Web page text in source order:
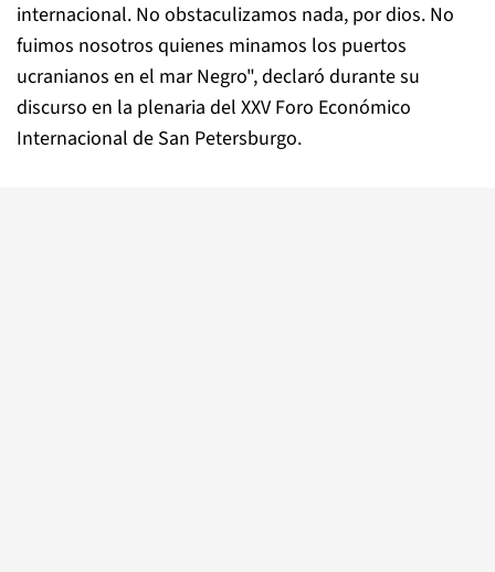
internacional. No obstaculizamos nada, por dios. No
fuimos nosotros quienes minamos los puertos
ucranianos en el mar Negro", declaró durante su
discurso en la plenaria del XXV Foro Económico
Internacional de San Petersburgo.